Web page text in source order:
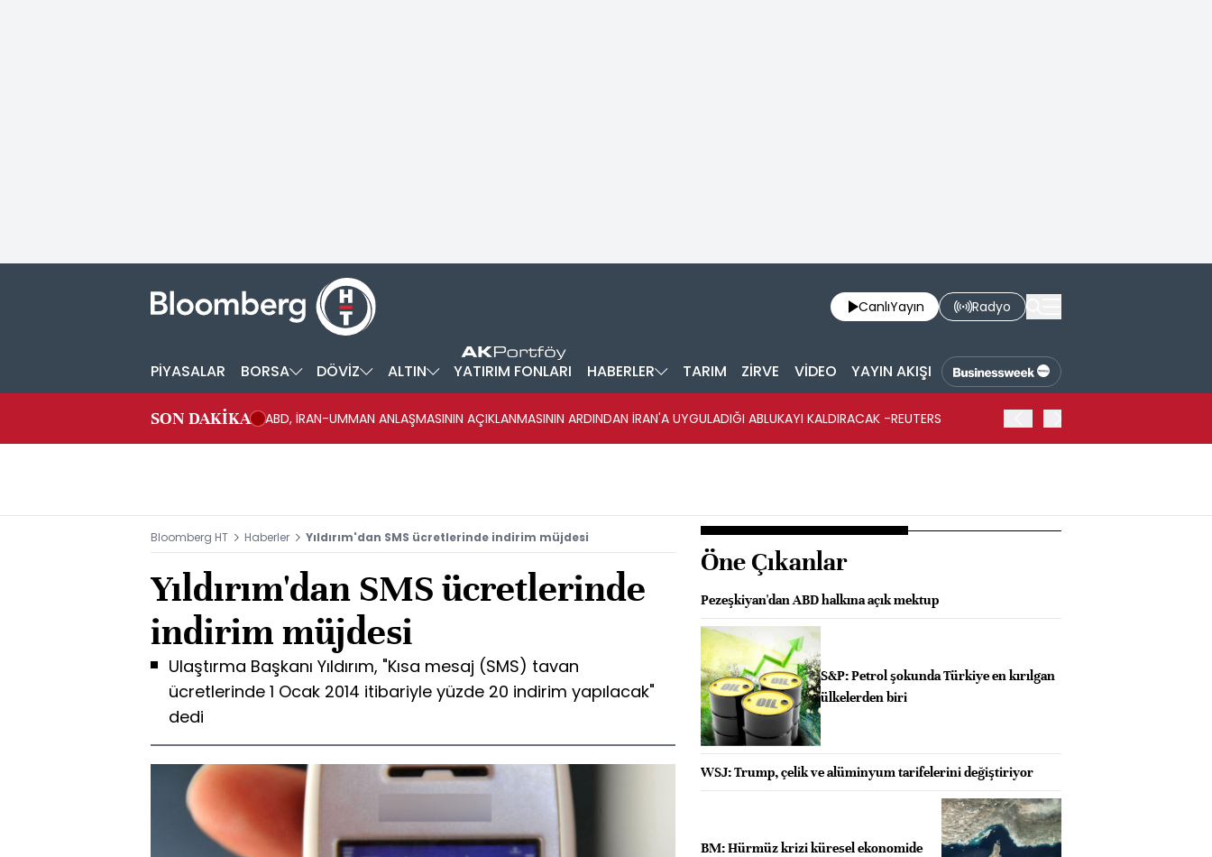
CanlıYayın Radyo
PİYASALAR BORSA DÖVİZ ALTIN YATIRIM FONLARI HABERLER TARIM ZİRVE VİDEO YAYIN AKIŞI
SON DAKİKA ABD, İRAN-UMMAN ANLAŞMASININ AÇIKLANMASININ ARDINDAN İRAN'A UYGULADIĞI ABLUKAYI KALDIRACAK -REUTERS
Bloomberg HT Haberler Yıldırım'dan SMS ücretlerinde indirim müjdesi
Yıldırım'dan SMS ücretlerinde
indirim müjdesi
Ulaştırma Başkanı Yıldırım, "Kısa mesaj (SMS) tavan
ücretlerinde 1 Ocak 2014 itibariyle yüzde 20 indirim yapılacak"
dedi
Öne Çıkanlar
Pezeşkiyan'dan ABD halkına açık mektup
S&P: Petrol şokunda Türkiye en kırılgan
ülkelerden biri
WSJ: Trump, çelik ve alüminyum tarifelerini değiştiriyor
BM: Hürmüz krizi küresel ekonomide